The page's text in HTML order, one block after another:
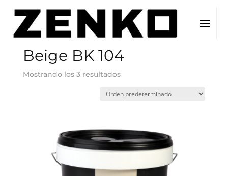
Inicio / Color del producto / Beige BK 104
Beige BK 104
Mostrando los 3 resultados